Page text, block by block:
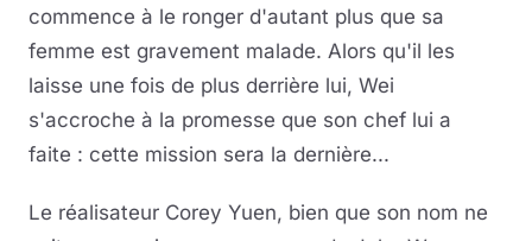
commence à le ronger d'autant plus que sa
femme est gravement malade. Alors qu'il les
laisse une fois de plus derrière lui, Wei
s'accroche à la promesse que son chef lui a
faite : cette mission sera la dernière...
Le réalisateur Corey Yuen, bien que son nom ne